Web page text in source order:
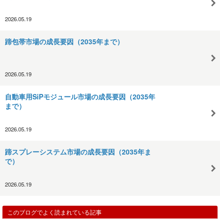
2026.05.19
蹄包帯市場の成長要因（2035年まで）
2026.05.19
自動車用SiPモジュール市場の成長要因（2035年
まで）
2026.05.19
蹄スプレーシステム市場の成長要因（2035年ま
で）
2026.05.19
このブログでよく読まれている記事